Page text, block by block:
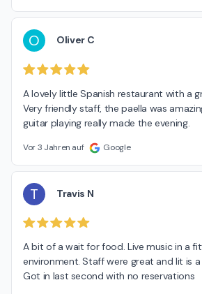
O Oliver C
A lovely little Spanish restaurant with a
Very friendly staff, the paella was
guitar playing really made the evening.
Vor 3 Jahren auf Google
T Travis N
A bit of a wait for food. Live music in a
environment. Staff were great and lit is
Got in last second with no reservations